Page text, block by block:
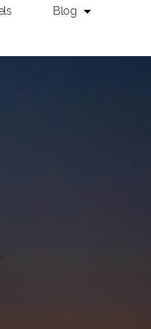
Blog